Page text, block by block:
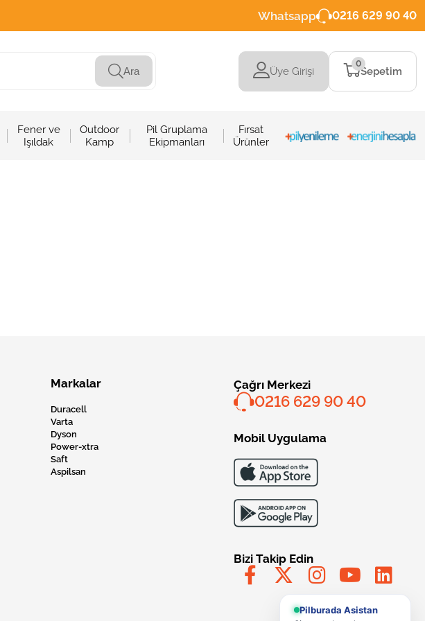
Whatsapp 0216 629 90 40
Ara Üye Girişi Sepetim
0
Fener ve
Işıldak
Outdoor
Kamp
Pil Gruplama
Ekipmanları
Fırsat
Ürünler
Markalar
Duracell
Varta
Dyson
Power-xtra
Saft
Aspilsan
Çağrı Merkezi
0216 629 90 40
Mobil Uygulama
Bizi Takip Edin
Pilburada Asistan